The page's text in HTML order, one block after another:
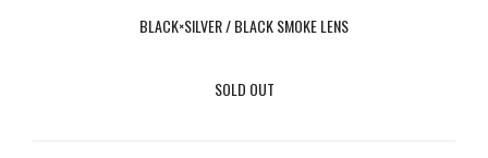
BLACK×SILVER / BLACK SMOKE LENS
SOLD OUT